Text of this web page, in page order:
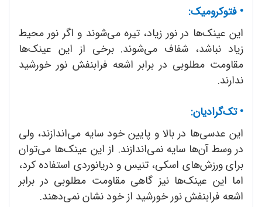
• فتوکرومیک:
این عینک‌ها در نور زیاد، تیره می‌شوند و اگر نور محیط
زیاد نباشد، شفاف می‌شوند. برخی از این عینک‌ها
مقاومت مطلوبی در برابر اشعه فرابنفش نور خورشید
ندارند.
•تک‌گرادیان:
این عدسی‌ها در بالا و پایین خود سایه می‌اندازند، ولی
در وسط آن‌ها سایه نمی‌اندازند. از این عینک‌ها می‌توان
برای ورزش‌های اسکی، تنیس و دریانوردی استفاده کرد،
اما این عینک‌ها نیز گاهی مقاومت مطلوبی در برابر
اشعه فرابنفش نور خورشید از خود نشان نمی‌دهند.